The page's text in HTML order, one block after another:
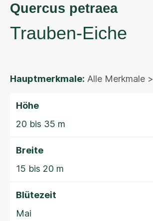
Quercus petraea
Trauben-Eiche
Hauptmerkmale: Alle Merkmale >
Höhe
20 bis 35 m
Breite
15 bis 20 m
Blütezeit
Mai